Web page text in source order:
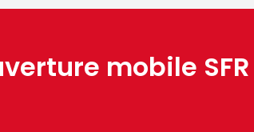
mobile SFR